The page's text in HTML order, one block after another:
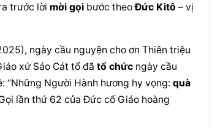
trước lời mời gọi bước theo Đức Kitô – vị
ngày cầu nguyện cho ơn Thiên triệu
xứ Sáo Cát tổ đã tổ chức ngày cầu
“Những Người Hành hương hy vọng: quà
lần thứ 62 của Đức cố Giáo hoàng